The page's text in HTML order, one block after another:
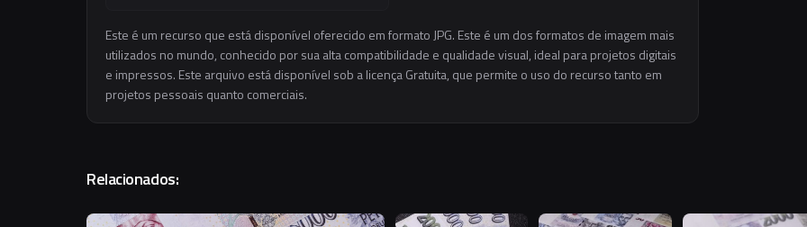
Este é um recurso que está disponível oferecido em formato JPG. Este é um dos formatos de imagem mais
utilizados no mundo, conhecido por sua alta compatibilidade e qualidade visual, ideal para projetos digitais
e impressos. Este arquivo está disponível sob a licença Gratuita, que permite o uso do recurso tanto em
projetos pessoais quanto comerciais.
Relacionados: